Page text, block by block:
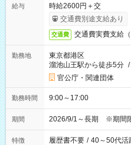
給与
時給2600円＋交
交通費別途支給あり
交通費 交通費実費支給
勤務地
東京都港区
溜池山王駅から徒歩5分 /
官公庁・関連団体
勤務時間 9:00～17:00
期間 2026/9/1～長期 ※期間
特徴 履歴書不要 / 40～50代活